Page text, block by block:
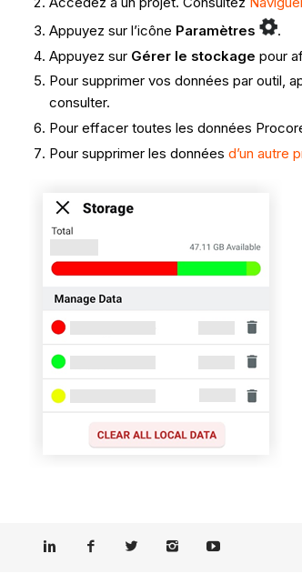
Appuyez sur l’icône Paramètres
.
Appuyez sur Gérer le stockage pour
Pour supprimer vos données par outil,
consulter.
Pour effacer toutes les données
Pour supprimer les donnéesd’un autre